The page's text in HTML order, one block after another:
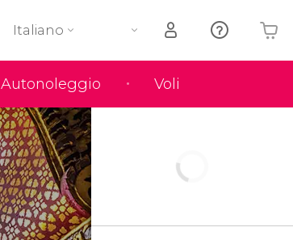
Autonoleggio Voli
Italiano
Il tuo carrello è vuoto